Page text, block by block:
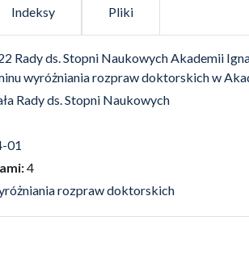
Indeksy Pliki
Rady ds. Stopni Naukowych Akademii
wyróżniania rozpraw doktorskich w
Rady ds. Stopni Naukowych
01
4
rozpraw doktorskich